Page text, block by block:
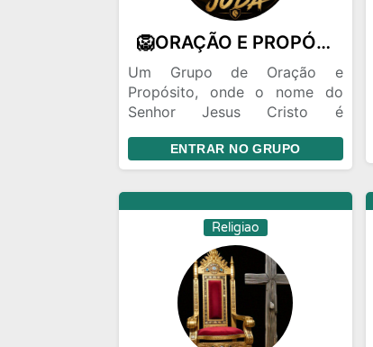
🦁ORAÇÃO E PROPÓSITO🕊️
Um Grupo de Oração e
Propósito, onde o nome do
Senhor Jesus Cristo é
Foco do Grupo
● Identidade espiritual
● Chamado e Propósito
● Intimkdade com Espírito
● Ativação Espiritual
ENTRAR NO GRUPO
Religiao